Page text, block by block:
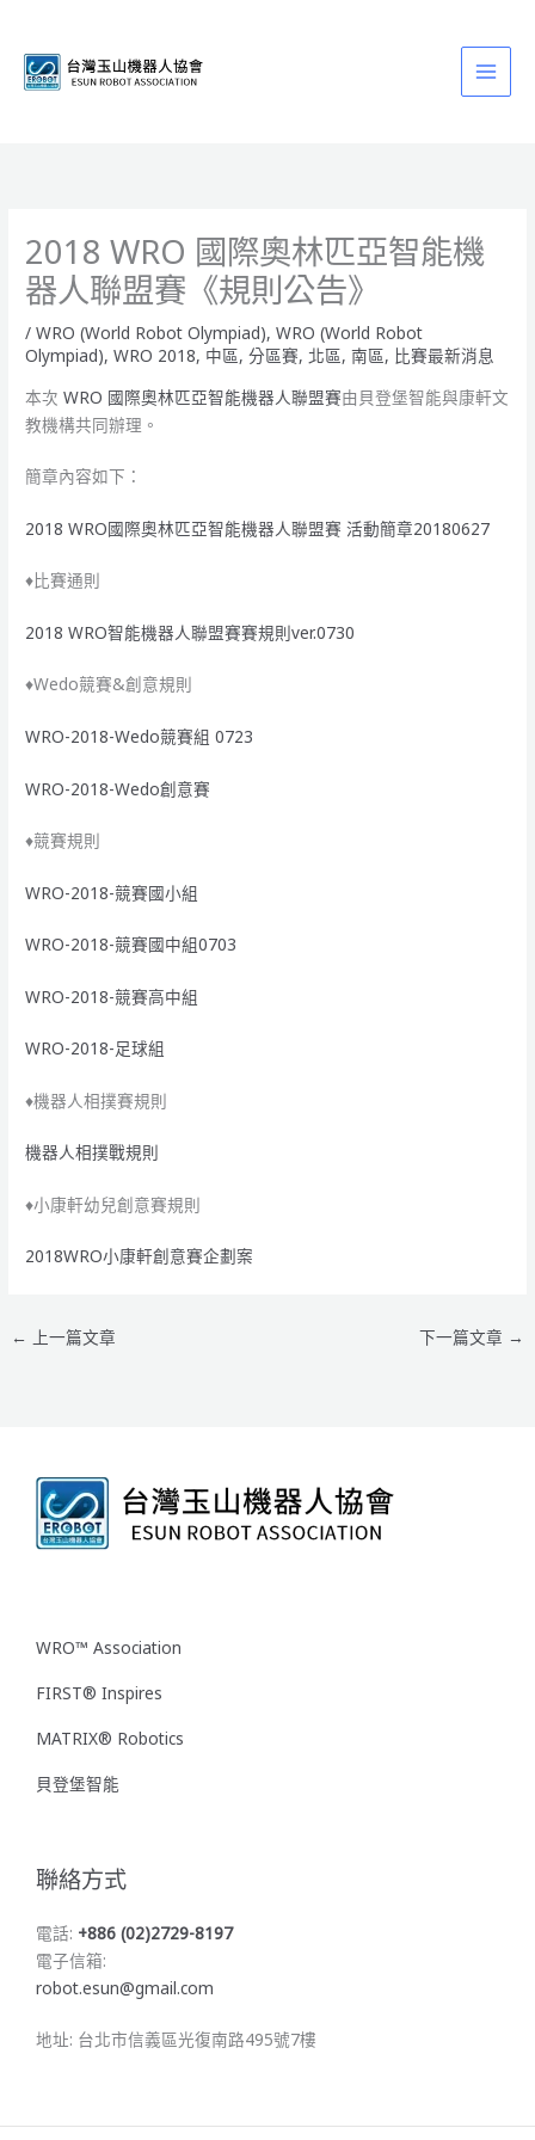
2018 WRO 國際奧林匹亞智能機
器人聯盟賽《規則公告》
/WRO (World Robot Olympiad),WRO (World Robot
Olympiad),WRO 2018, 中區,分區賽, 北區,南區, 比賽最新消息
本次WRO 國際奧林匹亞智能機器人聯盟賽由貝登堡智能與康軒文
教機構共同辦理。
簡章內容如下：
2018 WRO國際奧林匹亞智能機器人聯盟賽 活動簡章20180627
♦比賽通則
2018 WRO智能機器人聯盟賽賽規則ver.0730
♦Wedo競賽&創意規則
WRO-2018-Wedo競賽組 0723
WRO-2018-Wedo創意賽
♦競賽規則
WRO-2018-競賽國小組
WRO-2018-競賽國中組0703
WRO-2018-競賽高中組
WRO-2018-足球組
♦機器人相撲賽規則
機器人相撲戰規則
♦小康軒幼兒創意賽規則
2018WRO小康軒創意賽企劃案
← 上一篇文章 下一篇文章 →
WRO™ Association
FIRST® Inspires
MATRIX® Robotics
貝登堡智能
聯絡方式
電話: +886 (02)2729-8197
電子信箱:
robot.esun@gmail.com
地址: 台北市信義區光復南路495號7樓